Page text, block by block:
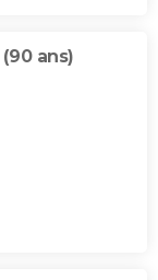
(90 ans)